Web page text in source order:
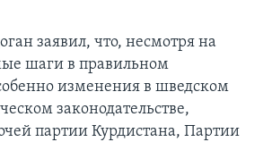
заявил, что, несмотря на
шаги в правильном
изменения в шведском
законодательстве,
партии Курдистана, Партии